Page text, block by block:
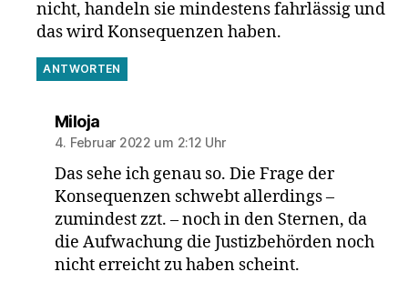
nicht, handeln sie mindestens fahrlässig und
das wird Konsequenzen haben.
ANTWORTEN
Milojasagt:
4. Februar 2022 um 2:12 Uhr
Das sehe ich genau so. Die Frage der
Konsequenzen schwebt allerdings –
zumindest zzt. – noch in den Sternen, da
die Aufwachung die Justizbehörden noch
nicht erreicht zu haben scheint.